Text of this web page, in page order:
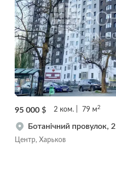
95 000 $ 2 ком. 79 м 2
Ботанічний провулок, 2
Центр, Харьков